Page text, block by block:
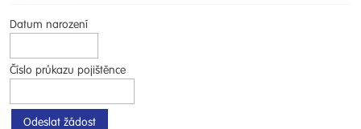
Datum narození
Číslo průkazu pojištěnce